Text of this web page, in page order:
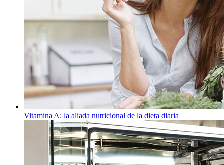
Vitamina A: la aliada nutricional de la dieta diaria